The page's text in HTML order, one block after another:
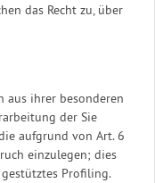
das Recht zu, über
aus ihrer besonderen
der Sie
aufgrund von Art. 6
einzulegen; dies
Profiling.